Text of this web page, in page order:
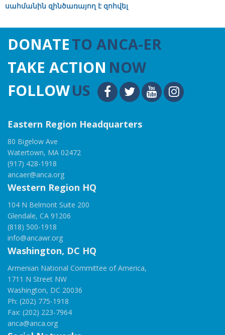
սահմանին զինծառայող է զոհվել
DONATETO ANCA-ER
TAKE ACTION NOW
FOLLOWUS
Eastern Region Headquarters
80 Bigelow Ave
Watertown, MA 02472
(917) 428-1918
ancaer@anca.org
Western Region HQ
104 N Belmont Suite 200
Glendale, CA 91206
(818) 500-1918
info@ancawr.org
Washington, DC HQ
Armenian National Committee of America,
1711 N Street NW
Washington, DC 20036
Ph: (202) 775-1918
Fax: (202) 223-7964
anca@anca.org